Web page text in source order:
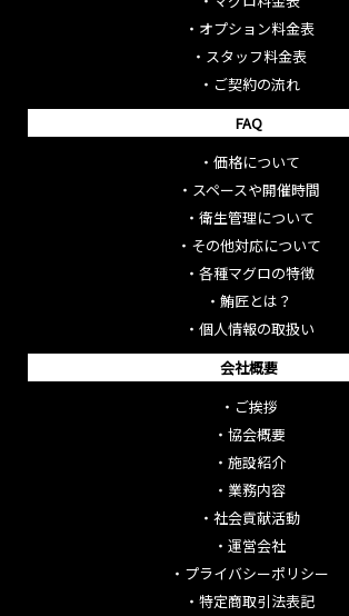
・ オプション料金表
・ スタッフ料金表
・ ご契約の流れ
FAQ
・ 価格について
・ スペースや開催時間
・ 衛生管理について
・ その他対応について
・ 各種マグロの特徴
・ 鮪匠とは？
・ 個人情報の取扱い
会社概要
・ ご挨拶
・ 協会概要
・ 施設紹介
・ 業務内容
・ 社会貢献活動
・ 運営会社
・ プライバシーポリシー
・ 特定商取引法表記